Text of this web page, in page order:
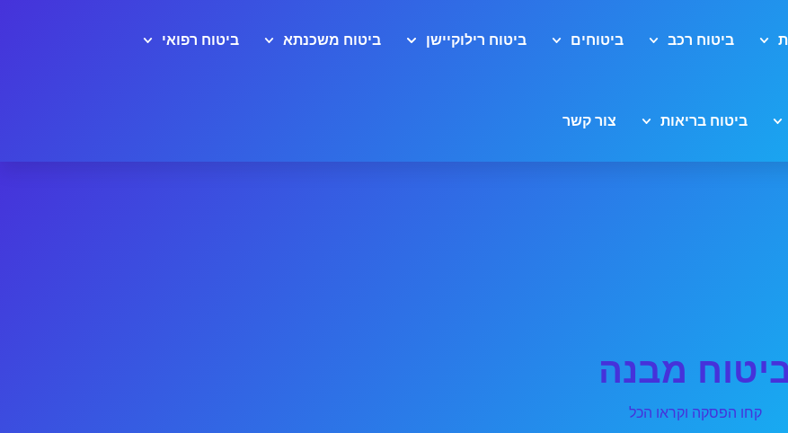
ביטוח רכב ביטוחים ביטוח רילוקיישן ביטוח משכנתא ביטוח רפואי
ביטוח בריאות צור קשר
מבנה
קחו הפסקה וקראו הכל